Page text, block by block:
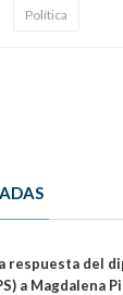
Política
respuesta del
a Magdalena